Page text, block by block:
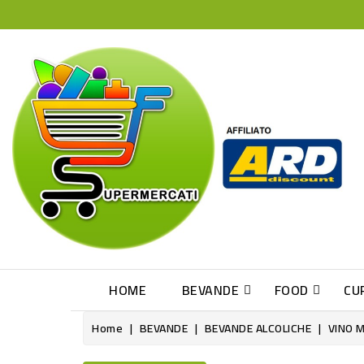
HOME BEVANDE FOOD
Home BEVANDE BEVANDE ALCOLICHE VINO